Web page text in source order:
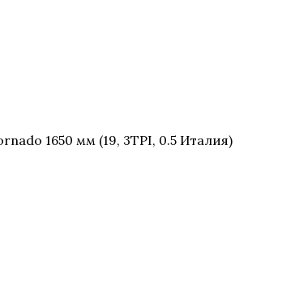
1650 мм (19, 3TPI, 0.5 Италия)